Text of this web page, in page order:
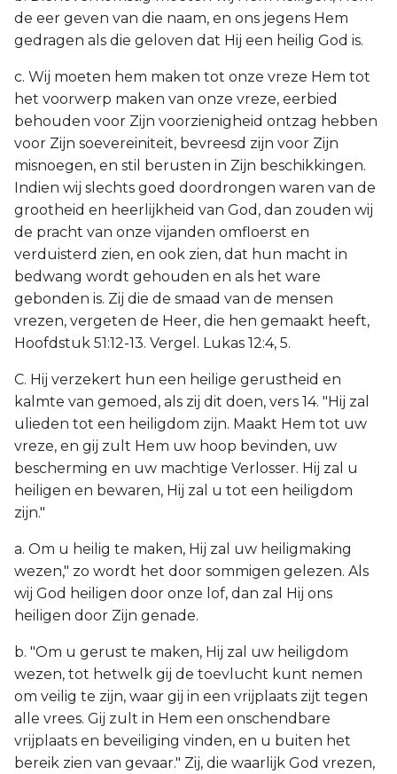
de eer geven van die naam, en ons jegens Hem
gedragen als die geloven dat Hij een heilig God is.
c. Wij moeten hem maken tot onze vreze Hem tot
het voorwerp maken van onze vreze, eerbied
behouden voor Zijn voorzienigheid ontzag hebben
voor Zijn soevereiniteit, bevreesd zijn voor Zijn
misnoegen, en stil berusten in Zijn beschikkingen.
Indien wij slechts goed doordrongen waren van de
grootheid en heerlijkheid van God, dan zouden wij
de pracht van onze vijanden omfloerst en
verduisterd zien, en ook zien, dat hun macht in
bedwang wordt gehouden en als het ware
gebonden is. Zij die de smaad van de mensen
vrezen, vergeten de Heer, die hen gemaakt heeft,
Hoofdstuk 51:12-13. Vergel. Lukas 12:4, 5.
C. Hij verzekert hun een heilige gerustheid en
kalmte van gemoed, als zij dit doen, vers 14. "Hij zal
ulieden tot een heiligdom zijn. Maakt Hem tot uw
vreze, en gij zult Hem uw hoop bevinden, uw
bescherming en uw machtige Verlosser. Hij zal u
heiligen en bewaren, Hij zal u tot een heiligdom
zijn."
a. Om u heilig te maken, Hij zal uw heiligmaking
wezen," zo wordt het door sommigen gelezen. Als
wij God heiligen door onze lof, dan zal Hij ons
heiligen door Zijn genade.
b. "Om u gerust te maken, Hij zal uw heiligdom
wezen, tot hetwelk gij de toevlucht kunt nemen
om veilig te zijn, waar gij in een vrijplaats zijt tegen
alle vrees. Gij zult in Hem een onschendbare
vrijplaats en beveiliging vinden, en u buiten het
bereik zien van gevaar." Zij, die waarlijk God vrezen,